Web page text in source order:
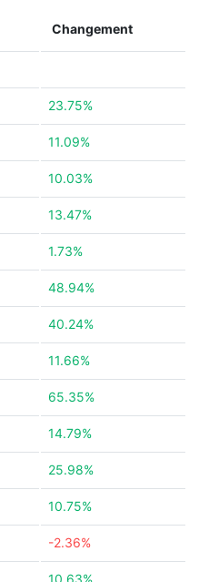
Changement
23.75%
11.09%
10.03%
13.47%
1.73%
48.94%
40.24%
11.66%
65.35%
14.79%
25.98%
10.75%
-2.36%
10.63%